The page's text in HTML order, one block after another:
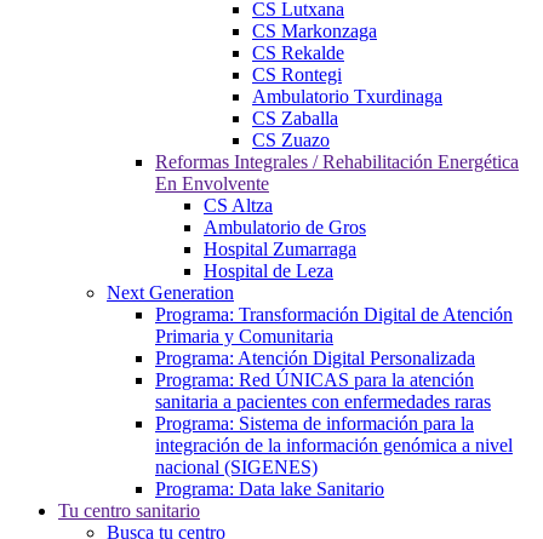
CS Lutxana
CS Markonzaga
CS Rekalde
CS Rontegi
Ambulatorio Txurdinaga
CS Zaballa
CS Zuazo
Reformas Integrales / Rehabilitación Energética
En Envolvente
CS Altza
Ambulatorio de Gros
Hospital Zumarraga
Hospital de Leza
Next Generation
Programa: Transformación Digital de Atención
Primaria y Comunitaria
Programa: Atención Digital Personalizada
Programa: Red ÚNICAS para la atención
sanitaria a pacientes con enfermedades raras
Programa: Sistema de información para la
integración de la información genómica a nivel
nacional (SIGENES)
Programa: Data lake Sanitario
Tu centro sanitario
Busca tu centro